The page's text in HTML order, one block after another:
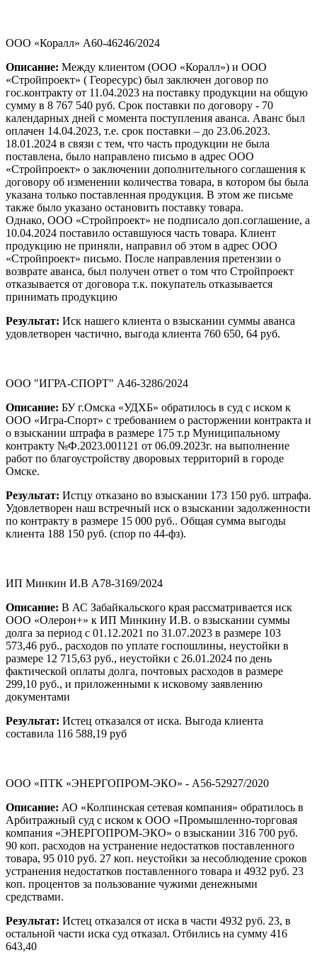
ООО «Коралл» А60-46246/2024
Описание: Между клиентом (ООО «Коралл») и ООО
«Стройпроект» ( Георесурс) был заключен договор по
гос.контракту от 11.04.2023 на поставку продукции на общую
сумму в 8 767 540 руб. Срок поставки по договору - 70
календарных дней с момента поступления аванса. Аванс был
оплачен 14.04.2023, т.е. срок поставки – до 23.06.2023.
18.01.2024 в связи с тем, что часть продукции не была
поставлена, было направлено письмо в адрес ООО
«Стройпроект» о заключении дополнительного соглашения к
договору об изменении количества товара, в котором бы была
указана только поставленная продукция. В этом же письме
также было указано остановить поставку товара.
Однако, ООО «Стройпроект» не подписало доп.соглашение, а
10.04.2024 поставило оставшуюся часть товара. Клиент
продукцию не приняли, направил об этом в адрес ООО
«Стройпроект» письмо. После направления претензии о
возврате аванса, был получен ответ о том что Стройпроект
отказывается от договора т.к. покупатель отказывается
принимать продукцию
Результат: Иск нашего клиента о взыскании суммы аванса
удовлетворен частично, выгода клиента 760 650, 64 руб.
ООО "ИГРА-СПОРТ" А46-3286/2024
Описание: БУ г.Омска «УДХБ» обратилось в суд с иском к
ООО «Игра-Спорт» с требованием о расторжении контракта и
о взыскании штрафа в размере 175 т.р Муниципальному
контракту №Ф.2023.001121 от 06.09.2023г. на выполнение
работ по благоустройству дворовых территорий в городе
Омске.
Результат: Истцу отказано во взыскании 173 150 руб. штрафа.
Удовлетворен наш встречный иск о взыскании задолженности
по контракту в размере 15 000 руб.. Общая сумма выгоды
клиента 188 150 руб. (спор по 44-фз).
ИП Минкин И.В А78-3169/2024
Описание: В АС Забайкальского края рассматривается иск
ООО «Олерон+» к ИП Минкину И.В. о взыскании суммы
долга за период с 01.12.2021 по 31.07.2023 в размере 103
573,46 руб., расходов по уплате госпошлины, неустойки в
размере 12 715,63 руб., неустойки с 26.01.2024 по день
фактической оплаты долга, почтовых расходов в размере
299,10 руб., и приложенными к исковому заявлению
документами
Результат: Истец отказался от иска. Выгода клиента
составила 116 588,19 руб
ООО «ПТК «ЭНЕРГОПРОМ-ЭКО» - А56-52927/2020
Описание: АО «Колпинская сетевая компания» обратилось в
Арбитражный суд с иском к ООО «Промышленно-торговая
компания «ЭНЕРГОПРОМ-ЭКО» о взыскании 316 700 руб.
90 коп. расходов на устранение недостатков поставленного
товара, 95 010 руб. 27 коп. неустойки за несоблюдение сроков
устранения недостатков поставленного товара и 4932 руб. 23
коп. процентов за пользование чужими денежными
средствами.
Результат: Истец отказался от иска в части 4932 руб. 23, в
остальной части иска суд отказал. Отбились на сумму 416
643,40